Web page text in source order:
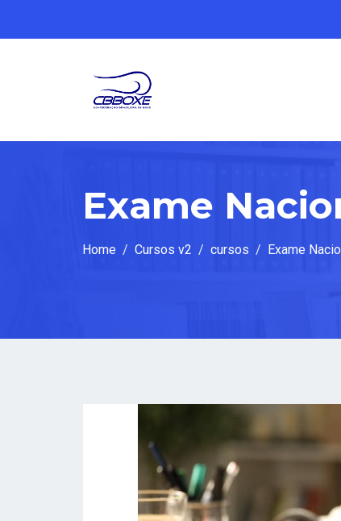
Exame
Home Cursos v2 cursos Exame